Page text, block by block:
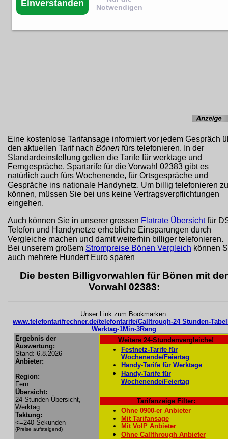
Eine kostenlose Tarifansage informiert vor jedem Gespräch
den aktuellen Tarif nach Bönen fürs telefonieren. In der
Standardeinstellung gelten die Tarife für werktage und
Ferngespräche. Spartarife für die Vorwahl 02383 gibt es
natürlich auch fürs Wochenende, für Ortsgespräche und
Gespräche ins nationale Handynetz. Um billig telefonieren zu
können, müssen Sie bei uns keine Vertragsverpflichtungen
eingehen.
Auch können Sie in unserer grossen Flatrate Übersichtfür
Telefon und Handynetze erhebliche Einsparungen durch
Vergleiche machen und damit weiterhin billiger telefonieren.
Bei unserem großem Strompreise Bönen Vergleich können
auch mehrere Hundert Euro sparen
Die besten Billigvorwahlen für Bönen mit der
Vorwahl 02383:
Unser Link zum Bookmarken:
www.telefontarifrechner.de/telefontarife/Calltrough-24 Stunden-
Werktag-1Min-3Rang
Ergebnis der
Auswertung:
Stand: 6.8.2026
Anbieter:
Region:
Fern
Übersicht:
24-Stunden Übersicht,
Werktag
Taktung:
<=240 Sekunden
(Preise aufsteigend)
Weitere 24-Stundenvergleiche!
Festnetz-Tarife für
Wochenende/Feiertag
Handy-Tarife für Werktage
Handy-Tarife für
Wochenende/Feiertag
Tarifanzeige Filter:
Ohne 0900-er Anbieter
Mit Tarifansage
Mit VoIP Anbieter
Ohne Callthrough Anbieter
Einverstanden
Notwendigen